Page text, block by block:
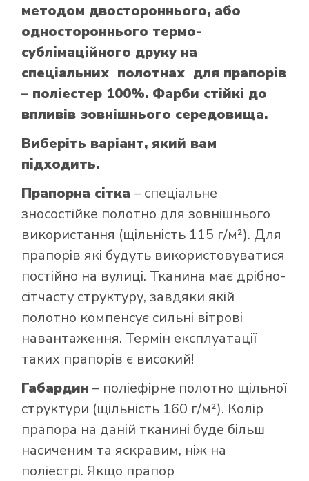
методом двостороннього, або
одностороннього термо-
сублімаційного друку на
спеціальних полотнах для прапорів
– поліестер 100%. Фарби стійкі до
впливів зовнішнього середовища.
Виберіть варіант, який вам
підходить.
Прапорна сітка – спеціальне
зносостійке полотно для зовнішнього
використання (щільність 115 г/м²). Для
прапорів які будуть використовуватися
постійно на вулиці. Тканина має дрібно-
сітчасту структуру, завдяки якій
полотно компенсує сильні вітрові
навантаження. Термін експлуатації
таких прапорів є високий!
Габардин – поліефірне полотно щільної
структури (щільність 160 г/м²). Колір
прапора на даній тканині буде більш
насиченим та яскравим, ніж на
поліестрі. Якщо прапор